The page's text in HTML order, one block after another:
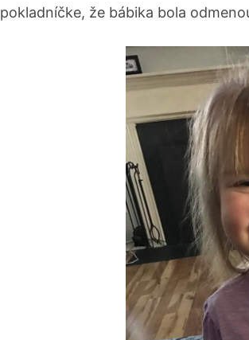
pokladníčke, že bábika bola